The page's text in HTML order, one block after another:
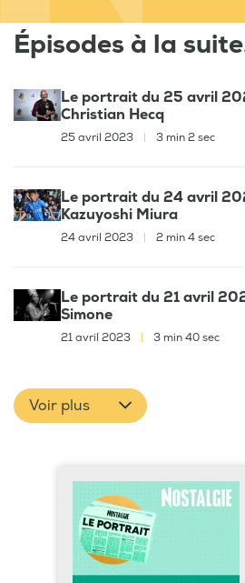
Épisodes à la
Le portrait du 25 avril
Christian Hecq
25 avril 2023 3 min 2 sec
Le portrait du 24 avril
Kazuyoshi Miura
24 avril 2023 2 min 4 sec
Le portrait du 21 avril
Simone
21 avril 2023 3 min 40 sec
Voir plus